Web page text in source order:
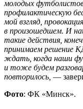
молодых
профилактическую
мой взгляд,
в произошедшем. И
такие действия,
принимаем решение
ждать, когда наши
и тоже будем
повторилось, —
Фото: ФК «Минск».